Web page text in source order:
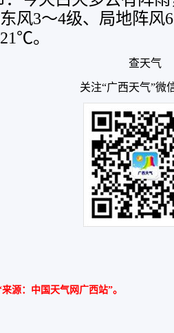
风3～4级、局地阵
。
查天气
关注“广西天气”微
源：中国天气网广西站”。